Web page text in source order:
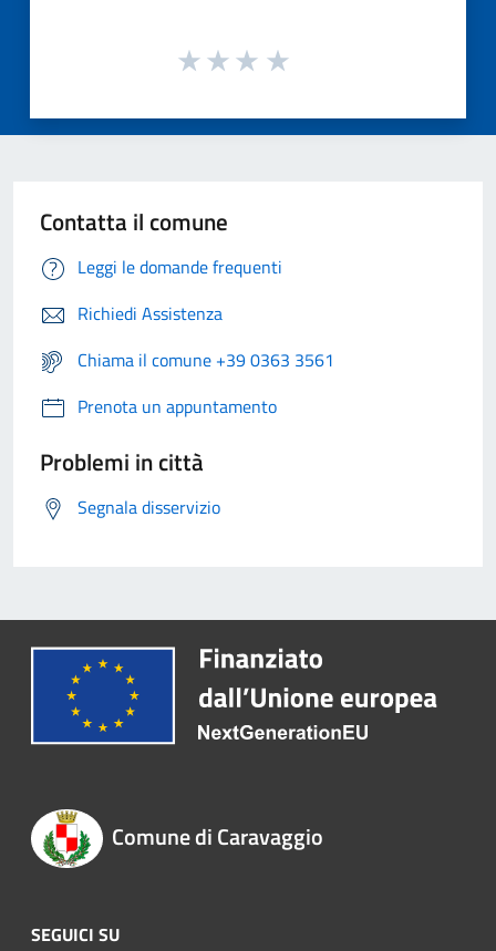
Contatta il comune
Leggi le domande frequenti
Richiedi Assistenza
Chiama il comune +39 0363 3561
Prenota un appuntamento
Problemi in città
Segnala disservizio
Comune di Caravaggio
SEGUICI SU